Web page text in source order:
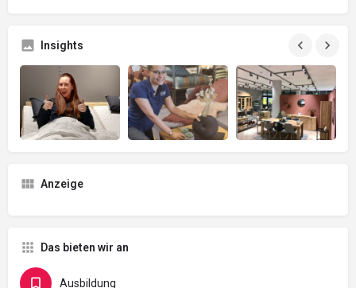
Insights
Anzeige
Das bieten wir an
Ausbildung